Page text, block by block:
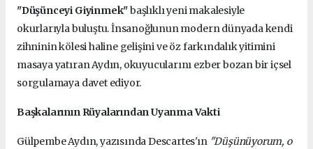
"Düşünceyi Giyinmek"başlıklı yeni makalesiyle
okurlarıyla buluştu. İnsanoğlunun modern dünyada kendi
zihninin kölesi haline gelişini ve öz farkındalık yitimini
masaya yatıran Aydın, okuyucularını ezber bozan bir içsel
sorgulamaya davet ediyor.
Başkalarının Rüyalarından Uyanma Vakti
Gülpembe Aydın, yazısında Descartes'ın "Düşünüyorum, o